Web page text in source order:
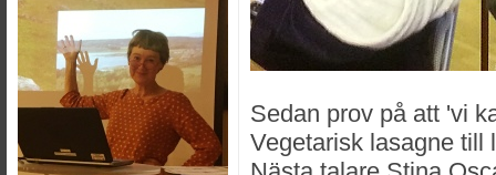
Sedan prov på att 'vi
Vegetarisk lasagne till